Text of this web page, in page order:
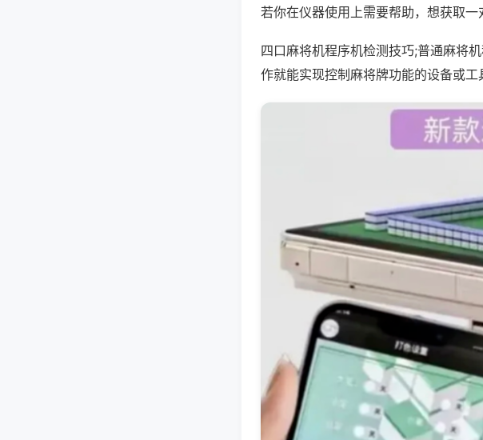
若你在仪器使用上需要帮助，想获取
四口麻将机程序机检测技巧;普通麻将
作就能实现控制麻将牌功能的设备或工